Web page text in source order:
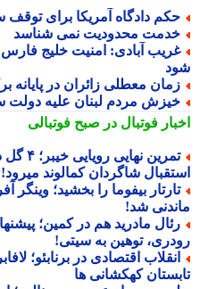
دادگاه آمریکا برای توقف
محدودیت نمی شناسد
آبادی: امنیت خلیج فارس
معطلی زائران در پایانه
مردم لبنان علیه دولت
فوتبال در صبح فوتبالی
تمرین نهایی
شاگردان کمالوند میرود!
بیفوما را بخشید؛ وینگر
شد!
توهین به سیتی!
کهکشانی ها